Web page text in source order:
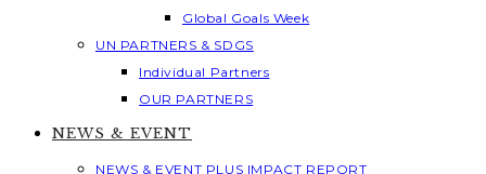
Global Goals Week
UN PARTNERS & SDGS
Individual Partners
OUR PARTNERS
NEWS & EVENT
NEWS & EVENT PLUS IMPACT REPORT